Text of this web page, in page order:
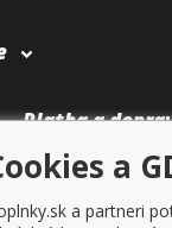
Platba a
a
a partneri